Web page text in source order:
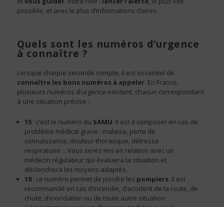
possible, et avec le plus d’informations claires.
Quels sont les numéros d’urgence
à connaître ?
Lorsque chaque seconde compte, il est essentiel de
connaître les bons numéros à appeler. En France,
plusieurs numéros d’urgence existent, chacun correspondant
à une situation précise :
15 : c’est le numéro du SAMU. Il est à composer en cas de
problème médical grave : malaise, perte de
connaissance, douleur thoracique, détresse
respiratoire… Vous serez mis en relation avec un
médecin régulateur qui évaluera la situation et
déclenchera les moyens adaptés.
18: ce numéro permet de joindre les pompiers. Il est
recommandé en cas d’incendie, d’accident de la route, de
chute, d’inondation ou de toute autre situation